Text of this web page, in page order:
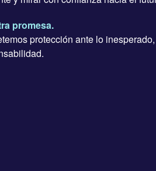
promesa.
protección ante lo